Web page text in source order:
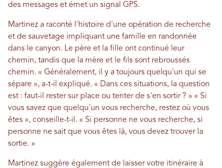
des messages et émet un signal GPS.
Martinez a raconté l'histoire d'une opération de recherche
et de sauvetage impliquant une famille en randonnée
dans le canyon. Le père et la fille ont continué leur
chemin, tandis que la mère et le fils sont rebroussés
chemin. « Généralement, il y a toujours quelqu'un qui se
sépare », a-t-il expliqué. « Dans ces situations, la question
est : faut-il rester sur place ou tenter de s'en sortir ? » « Si
vous savez que quelqu'un vous recherche, restez où vous
êtes », conseille-t-il. « Si personne ne vous recherche, si
personne ne sait que vous êtes là, vous devez trouver la
sortie. »
Martinez suggère également de laisser votre itinéraire à